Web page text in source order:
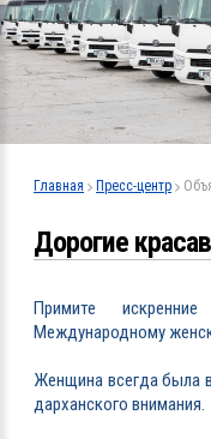
Главная Пресс-центр
Дорогие
Примите
Международному
Женщина всегда была
дарханского внимания.